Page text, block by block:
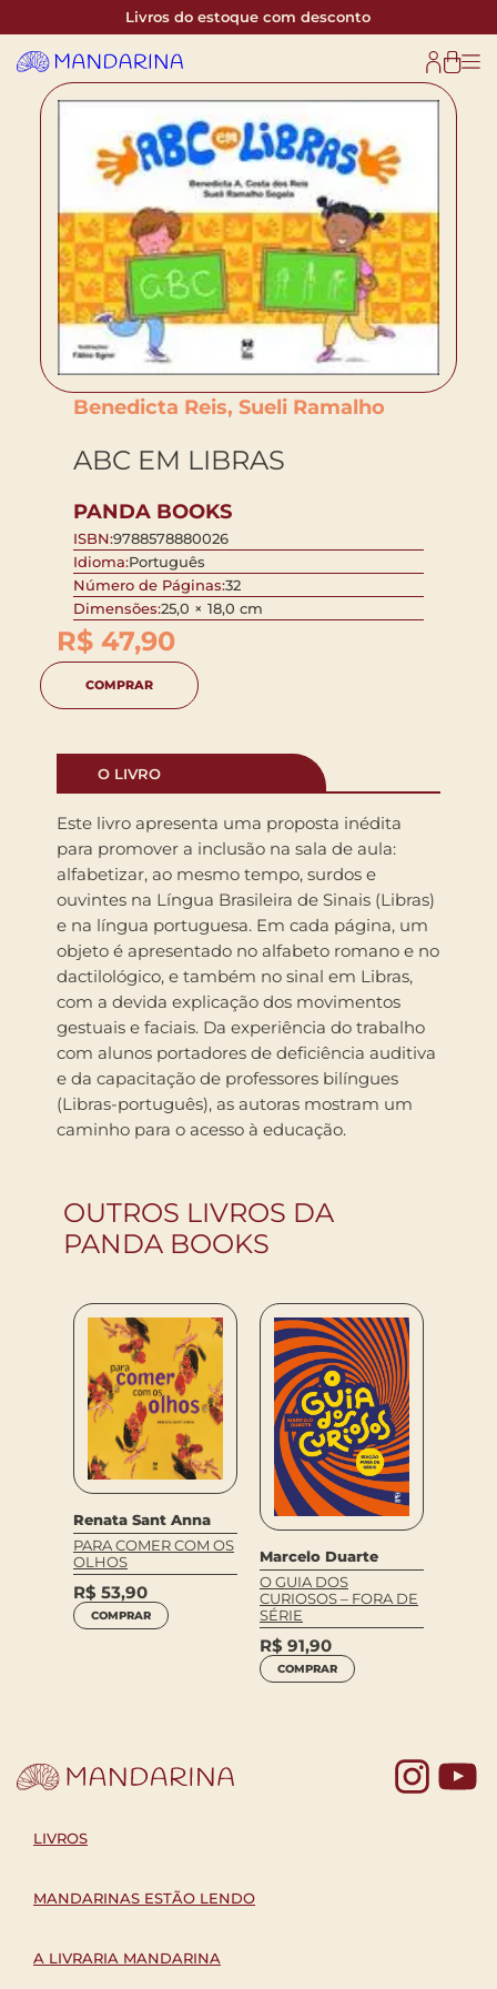
Livros do estoque com desconto
Benedicta Reis, Sueli Ramalho
ABC EM LIBRAS
PANDA BOOKS
ISBN:9788578880026
Idioma:Português
Número de Páginas:32
Dimensões:25,0 × 18,0 cm
R$ 47,90
COMPRAR
O LIVRO
Este livro apresenta uma proposta inédita
para promover a inclusão na sala de aula:
alfabetizar, ao mesmo tempo, surdos e
ouvintes na Língua Brasileira de Sinais (Libras)
e na língua portuguesa. Em cada página, um
objeto é apresentado no alfabeto romano e no
dactilológico, e também no sinal em Libras,
com a devida explicação dos movimentos
gestuais e faciais. Da experiência do trabalho
com alunos portadores de deficiência auditiva
e da capacitação de professores bilíngues
(Libras-português), as autoras mostram um
caminho para o acesso à educação.
OUTROS LIVROS DA
PANDA BOOKS
Renata Sant Anna
PARA COMER COM OS
OLHOS
R$ 53,90
COMPRAR
Marcelo Duarte
O GUIA DOS
CURIOSOS – FORA DE
SÉRIE
R$ 91,90
COMPRAR
LIVROS
MANDARINAS ESTÃO LENDO
A LIVRARIA MANDARINA